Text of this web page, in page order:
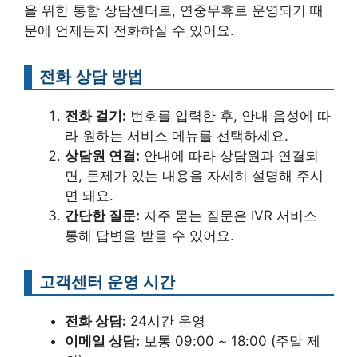
을 위한 통합 상담센터로, 연중무휴로 운영되기 때
문에 언제든지 전화하실 수 있어요.
전화 상담 방법
전화 걸기: 번호를 입력한 후, 안내 음성에 따
라 원하는 서비스 메뉴를 선택하세요.
상담원 연결: 안내에 따라 상담원과 연결되
면, 문제가 있는 내용을 자세히 설명해 주시
면 돼요.
간단한 질문: 자주 묻는 질문은 IVR 서비스
통해 답변을 받을 수 있어요.
고객센터 운영 시간
전화 상담: 24시간 운영
이메일 상담: 보통 09:00 ~ 18:00 (주말 제